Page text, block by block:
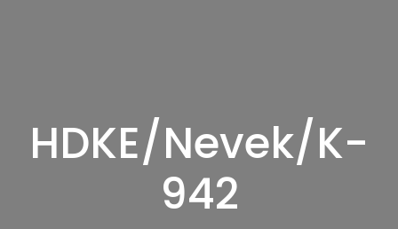
HDKE/Nevek/K-
942